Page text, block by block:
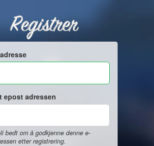
Registrer
epost adressen
bedt om å godkjenne denne e-
etter registrering.